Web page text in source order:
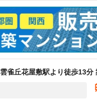
雲雀丘花屋敷駅より徒歩13